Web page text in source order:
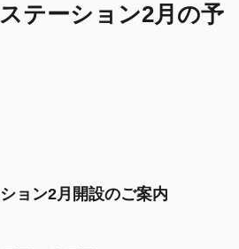
テーション2月の予
ョン2月開設のご案内